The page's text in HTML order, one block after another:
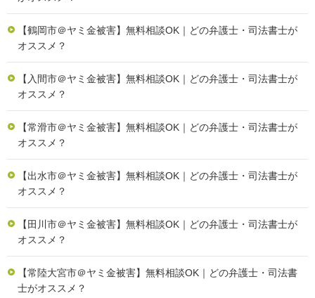
【鶴岡市＠ヤミ金被害】無料相談OK｜どの弁護士・司法書士が
オススメ？
【入間市＠ヤミ金被害】無料相談OK｜どの弁護士・司法書士が
オススメ？
【常滑市＠ヤミ金被害】無料相談OK｜どの弁護士・司法書士が
オススメ？
【出水市＠ヤミ金被害】無料相談OK｜どの弁護士・司法書士が
オススメ？
【田川市＠ヤミ金被害】無料相談OK｜どの弁護士・司法書士が
オススメ？
【常陸大宮市＠ヤミ金被害】無料相談OK｜どの弁護士・司法書
士がオススメ？